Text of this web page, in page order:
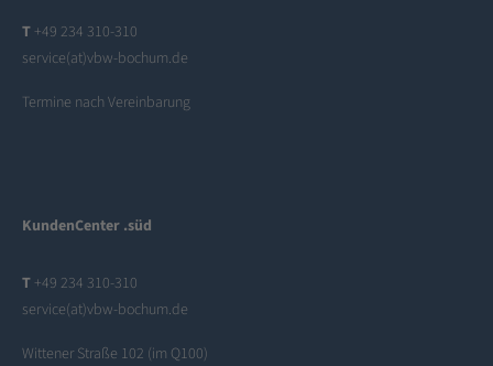
T +49 234 310-310
service(at)vbw-bochum.de
Termine nach Vereinbarung
KundenCenter .süd
T +49 234 310-310
service(at)vbw-bochum.de
Wittener Straße 102 (im Q100)